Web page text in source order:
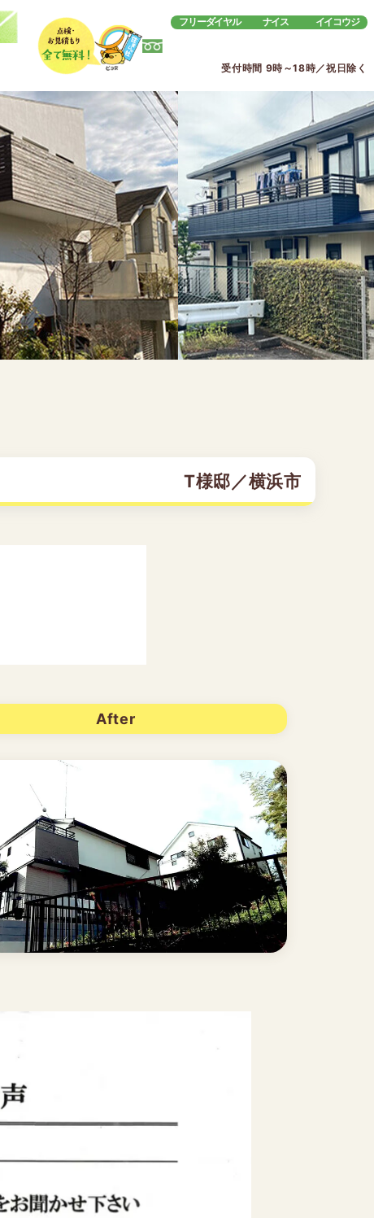
フリーダイヤル ナイス イイコウジ
受付時間 9時～18時／祝日除く
T様邸／横浜市
After